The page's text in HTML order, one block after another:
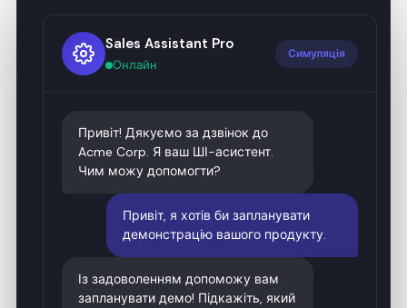
Sales Assistant Pro
Онлайн
Симуляція
Привіт! Дякуємо за дзвінок до
Acme Corp. Я ваш ШІ-асистент.
Чим можу допомогти?
Привіт, я хотів би запланувати
демонстрацію вашого продукту.
Із задоволенням допоможу вам
запланувати демо! Підкажіть, який